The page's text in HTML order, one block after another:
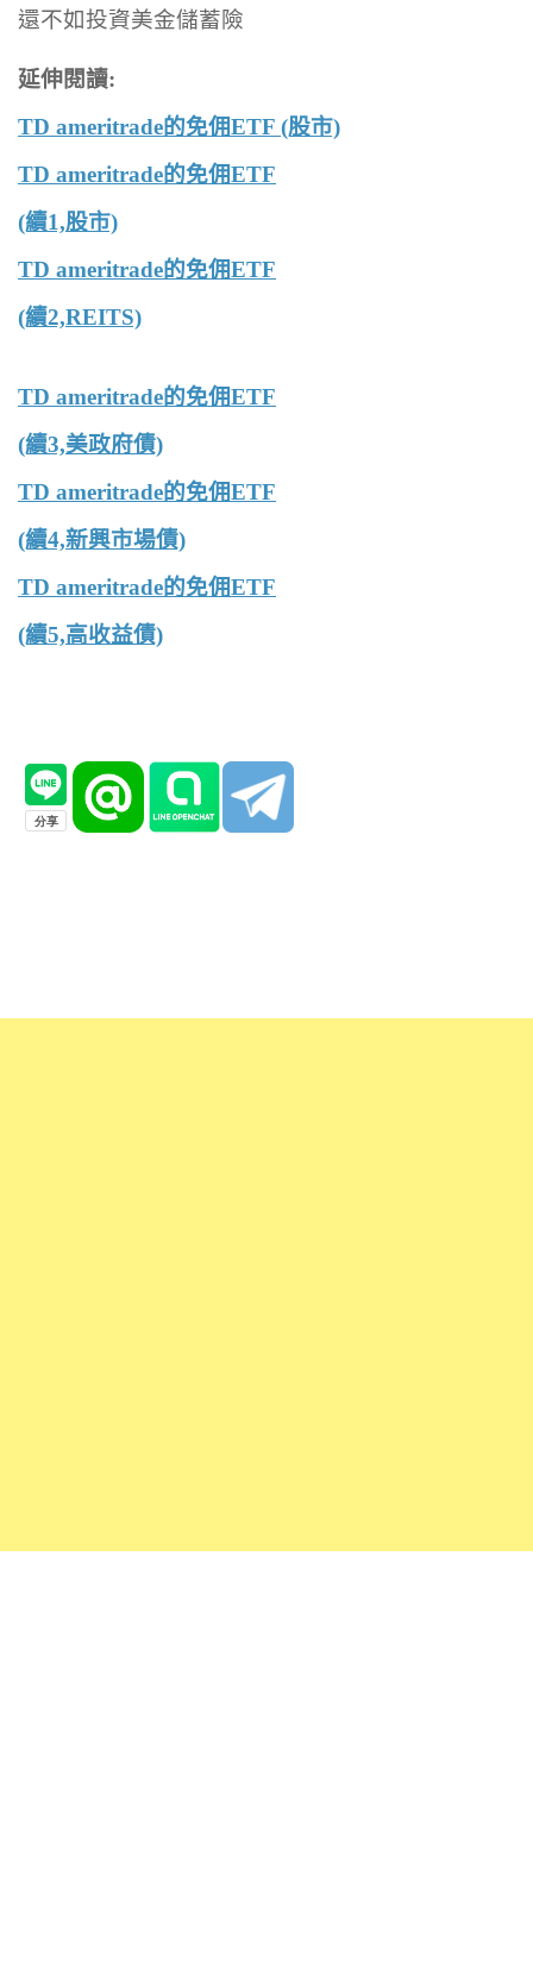
還不如投資美金儲蓄險
延伸閱讀:
TD ameritrade的免佣ETF (股市)
TD ameritrade的免佣ETF
(續1,股市)
TD ameritrade的免佣ETF
(續2,REITS)
TD ameritrade的免佣ETF
(續3,美政府債)
TD ameritrade的免佣ETF
(續4,新興市場債)
TD ameritrade的免佣ETF
(續5,高收益債)